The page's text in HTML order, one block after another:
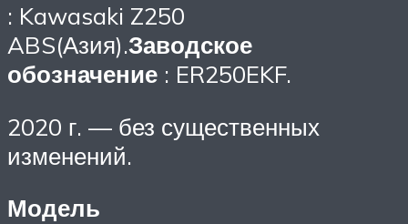
: Kawasaki Z250
ABS(Азия).Заводское
обозначение : ER250EKF.
2020 г. — без существенных
изменений.
Модель